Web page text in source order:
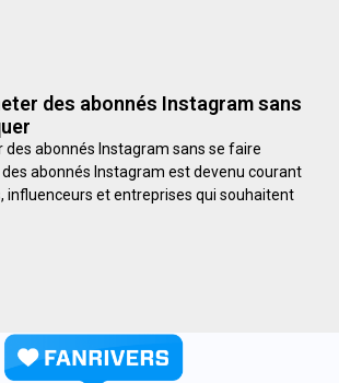
des abonnés Instagram sans
abonnés Instagram sans se faire
abonnés Instagram est devenu courant
influenceurs et entreprises qui souhaitent